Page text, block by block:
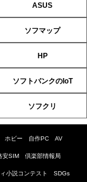
ASUS
ソフマップ
HP
ソフトバンクのIoT
ソフクリ
ホビー 自作PC AV
安SIM 倶楽部情報局
小説コンテスト SDGs